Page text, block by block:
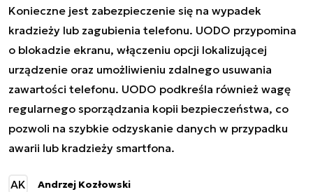
Konieczne jest zabezpieczenie się na wypadek
kradzieży lub zagubienia telefonu. UODO przypomina
o blokadzie ekranu, włączeniu opcji lokalizującej
urządzenie oraz umożliwieniu zdalnego usuwania
zawartości telefonu. UODO podkreśla również wagę
regularnego sporządzania kopii bezpieczeństwa, co
pozwoli na szybkie odzyskanie danych w przypadku
awarii lub kradzieży smartfona.
AK Andrzej Kozłowski